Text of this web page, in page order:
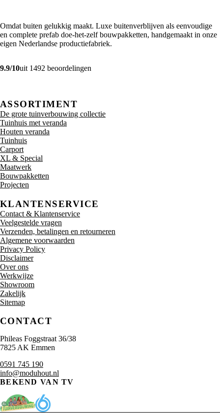
Omdat buiten gelukkig maakt. Luxe buitenverblijven als eenvoudige
en complete prefab doe-het-zelf bouwpakketten, handgemaakt in onze
eigen Nederlandse productiefabriek.
9.9/10uit 1492 beoordelingen
ASSORTIMENT
De grote tuinverbouwing collectie
Tuinhuis met veranda
Houten veranda
Tuinhuis
Carport
XL & Special
Maatwerk
Bouwpakketten
Projecten
KLANTENSERVICE
Contact & Klantenservice
Veelgestelde vragen
Verzenden, betalingen en retourneren
Algemene voorwaarden
Privacy Policy
Disclaimer
Over ons
Werkwijze
Showroom
Zakelijk
Sitemap
CONTACT
Phileas Foggstraat 36/38
7825 AK Emmen
0591 745 190
info@moduhout.nl
BEKEND VAN TV